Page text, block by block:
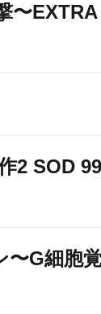
〜EXTRA
2 SOD
〜G細胞